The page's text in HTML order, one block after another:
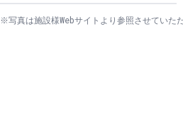
※写真は施設様Webサイトより参照させていた